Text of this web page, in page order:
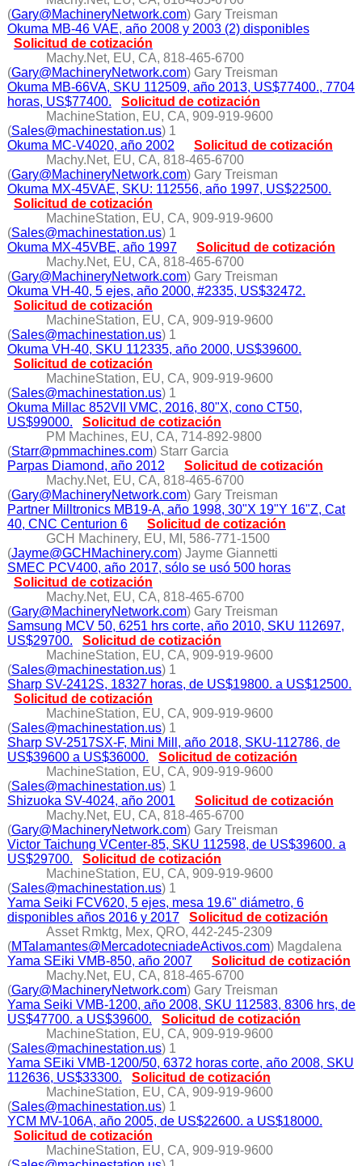
(Gary@MachineryNetwork.com) Gary Treisman
Okuma MB-46 VAE, año 2008 y 2003 (2) disponibles
Solicitud de cotización
Machy.Net, EU, CA, 818-465-6700
(Gary@MachineryNetwork.com) Gary Treisman
Okuma MB-66VA, SKU 112509, año 2013, US$77400., 7704
horas, US$77400.
Solicitud de cotización
MachineStation, EU, CA, 909-919-9600
(Sales@machinestation.us) 1
Okuma MC-V4020, año 2002
Solicitud de cotización
Machy.Net, EU, CA, 818-465-6700
(Gary@MachineryNetwork.com) Gary Treisman
Okuma MX-45VAE, SKU: 112556, año 1997, US$22500.
Solicitud de cotización
MachineStation, EU, CA, 909-919-9600
(Sales@machinestation.us) 1
Okuma MX-45VBE, año 1997
Solicitud de cotización
Machy.Net, EU, CA, 818-465-6700
(Gary@MachineryNetwork.com) Gary Treisman
Okuma VH-40, 5 ejes, año 2000, #2335, US$32472.
Solicitud de cotización
MachineStation, EU, CA, 909-919-9600
(Sales@machinestation.us) 1
Okuma VH-40, SKU 112335, año 2000, US$39600.
Solicitud de cotización
MachineStation, EU, CA, 909-919-9600
(Sales@machinestation.us) 1
Okuma Millac 852VII VMC, 2016, 80"X, cono CT50,
US$99000.
Solicitud de cotización
PM Machines, EU, CA, 714-892-9800
(Starr@pmmachines.com) Starr Garcia
Parpas Diamond, año 2012
Solicitud de cotización
Machy.Net, EU, CA, 818-465-6700
(Gary@MachineryNetwork.com) Gary Treisman
Partner Milltronics MB19-A, año 1998, 30"X 19"Y 16"Z, Cat
40, CNC Centurion 6
Solicitud de cotización
GCH Machinery, EU, MI, 586-771-1500
(Jayme@GCHMachinery.com) Jayme Giannetti
SMEC PCV400, año 2017, sólo se usó 500 horas
Solicitud de cotización
Machy.Net, EU, CA, 818-465-6700
(Gary@MachineryNetwork.com) Gary Treisman
Samsung MCV 50, 6251 hrs corte, año 2010, SKU 112697,
US$29700.
Solicitud de cotización
MachineStation, EU, CA, 909-919-9600
(Sales@machinestation.us) 1
Sharp SV-2412S, 18327 horas, de US$19800. a US$12500.
Solicitud de cotización
MachineStation, EU, CA, 909-919-9600
(Sales@machinestation.us) 1
Sharp SV-2517SX-F, Mini Mill, año 2018, SKU-112786, de
US$39600 a US$36000.
Solicitud de cotización
MachineStation, EU, CA, 909-919-9600
(Sales@machinestation.us) 1
Shizuoka SV-4024, año 2001
Solicitud de cotización
Machy.Net, EU, CA, 818-465-6700
(Gary@MachineryNetwork.com) Gary Treisman
Victor Taichung VCenter-85, SKU 112598, de US$39600. a
US$29700.
Solicitud de cotización
MachineStation, EU, CA, 909-919-9600
(Sales@machinestation.us) 1
Yama Seiki FCV620, 5 ejes, mesa 19.6" diámetro, 6
disponibles años 2016 y 2017
Solicitud de cotización
Asset Rmktg, Mex, QRO, 442-245-2309
(MTalamantes@MercadotecniadeActivos.com) Magdalena
Yama SEiki VMB-850, año 2007
Solicitud de cotización
Machy.Net, EU, CA, 818-465-6700
(Gary@MachineryNetwork.com) Gary Treisman
Yama Seiki VMB-1200, año 2008, SKU 112583, 8306 hrs, de
US$47700. a US$39600.
Solicitud de cotización
MachineStation, EU, CA, 909-919-9600
(Sales@machinestation.us) 1
Yama SEiki VMB-1200/50, 6372 horas corte, año 2008, SKU
112636, US$33300.
Solicitud de cotización
MachineStation, EU, CA, 909-919-9600
(Sales@machinestation.us) 1
YCM MV-106A, año 2005, de US$22600. a US$18000.
Solicitud de cotización
MachineStation, EU, CA, 909-919-9600